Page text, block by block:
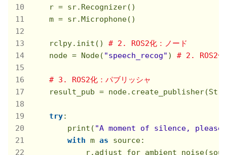
    r = sr.Recognizer()
    m = sr.Microphone()
    rclpy.init()
# 2. ROS2化：ノード
    node = Node(
"speech_recog" ) # 2. ROS2化
# 3. ROS2化：パブリッシャ
result_pub =
try:
        print(
"A moment of silence,
with m as source: